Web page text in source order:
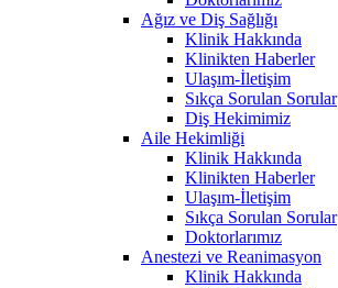
Ağız ve Diş Sağlığı
Klinik Hakkında
Klinikten Haberler
Ulaşım-İletişim
Sıkça Sorulan Sorular
Diş Hekimimiz
Aile Hekimliği
Klinik Hakkında
Klinikten Haberler
Ulaşım-İletişim
Sıkça Sorulan Sorular
Doktorlarımız
Anestezi ve Reanimasyon
Klinik Hakkında